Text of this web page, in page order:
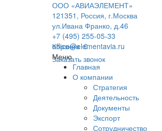
ООО «АВИАЭЛЕМЕНТ»
121351, Россия, г.Москва
ул.Ивана Франко, д.46
+7 (495) 255-05-33
office@elementavia.ru
Заказать звонок
Корзина0
Меню
Главная
О компании
Стратегия
Деятельность
Документы
Экспорт
Сотрудничество